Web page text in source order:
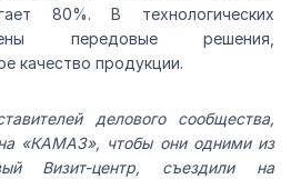
80%. В технологических
передовые решения,
качество продукции.
делового сообщества,
«КАМАЗ», чтобы они одними из
Визит-центр, съездили на